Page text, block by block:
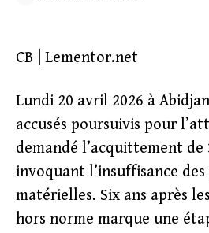
CB | Lementor.net
Lundi 20 avril 2026 à
accusés poursuivis pour
demandé l’acquittement de
invoquant l’insuffisance des
matérielles. Six ans après
hors norme marque une